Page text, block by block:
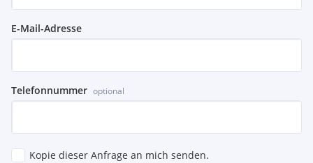
E-Mail-Adresse
Telefonnummer optional
Kopie dieser Anfrage an mich senden.